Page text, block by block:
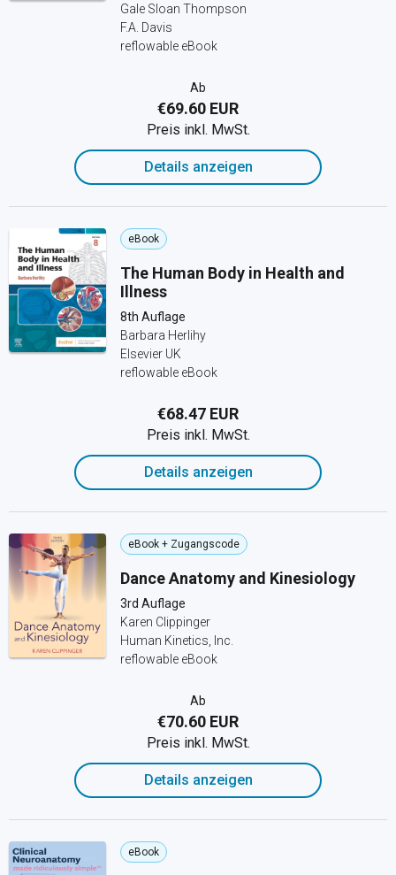
Gale Sloan Thompson
F.A. Davis
reflowable eBook
Ab
€69.60 EUR
Preis inkl. MwSt.
Details anzeigen
eBook
The Human Body in Health and
Illness
8th Auflage
Barbara Herlihy
Elsevier UK
reflowable eBook
€68.47 EUR
Preis inkl. MwSt.
Details anzeigen
eBook + Zugangscode
Dance Anatomy and Kinesiology
3rd Auflage
Karen Clippinger
Human Kinetics, Inc.
reflowable eBook
Ab
€70.60 EUR
Preis inkl. MwSt.
Details anzeigen
eBook